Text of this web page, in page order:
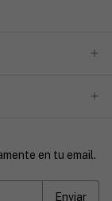
en tu email.